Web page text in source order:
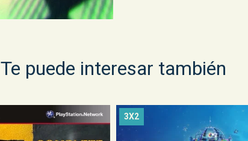
Te puede interesar también
3X2